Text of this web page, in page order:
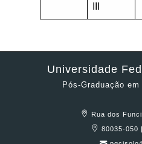
Universidade
Pós-Graduação
Rua dos